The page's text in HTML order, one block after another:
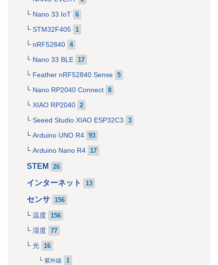
Nano 33 IoT 6
STM32F405 1
nRF52840 4
Nano 33 BLE 17
Feather nRF52840 Sense 5
Nano RP2040 Connect 8
XIAO RP2040 2
Seeed Studio XIAO ESP32C3 3
Arduino UNO R4 93
Arduino Nano R4 17
STEM 26
インターネット 13
センサ 156
温度 156
湿度 77
光 16
紫外線 1